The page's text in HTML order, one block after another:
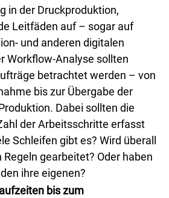
in der Druckproduktion,
Leitfäden auf – sogar auf
und anderen digitalen
Workflow-Analyse sollten
betrachtet werden – von
bis zur Übergabe der
Dabei sollten die
der Arbeitsschritte erfasst
Schleifen gibt es? Wird überall
Regeln gearbeitet? Oder haben
ihre eigenen?
bis zum